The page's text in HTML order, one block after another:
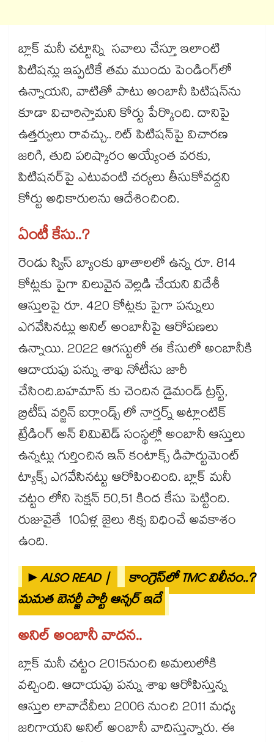
బ్లాక్ మనీ చట్టాన్ని సవాలు చేస్తూ ఇలాంటి
పిటిషన్లు ఇప్పటికే తమ ముందు పెండింగ్‌లో
ఉన్నాయని, వాటితో పాటు అంబానీ పిటిషన్‌ను
కూడా విచారిస్తామని కోర్టు పేర్కొంది. దానిపై
ఉత్తర్వులు రావచ్చు.. రిట్ పిటిషన్‌పై విచారణ
జరిగి, తుది పరిష్కారం అయ్యేంత వరకు,
పిటిషనర్‌పై ఎటువంటి చర్యలు తీసుకోవద్దని
కోర్టు అధికారులను ఆదేశించింది.
ఏంటీ కేసు..?
రెండు స్విస్ బ్యాంకు ఖాతాలలో ఉన్న రూ. 814
కోట్లకు పైగా విలువైన వెల్లడి చేయని విదేశీ
ఆస్తులపై రూ. 420 కోట్లకు పైగా పన్నులు
ఎగవేసినట్లు అనిల్ అంబానీపై ఆరోపణలు
ఉన్నాయి. 2022 ఆగస్టులో ఈ కేసులో అంబానీకి
ఆదాయపు పన్ను శాఖ నోటీసు జారీ
చేసింది.బహమాస్ కు చెందిన డైమండ్ ట్రస్ట్,
బ్రిటీష్ వర్జిన్ ఐర్లాండ్స్ లో నార్తర్న్ అట్లాంటిక్
ట్రేడింగ్ అన్ లిమిటెడ్ సంస్థల్లో అంబానీ ఆస్తులు
ఉన్నట్లు గుర్తించిన ఇన్ కంటాక్స్ డిపార్టుమెంట్
ట్యాక్స్ ఎగవేసినట్టు ఆరోపించింది. బ్లాక్ మనీ
చట్టం లోని సెక్షన్ 50,51 కింద కేసు పెట్టింది.
రుజువైతే 10ఏళ్ల జైలు శిక్స విధించే అవకాశం
ఉంది.
►ALSO READ |
కాంగ్రెస్‎లో TMC విలీనం..?
మమత బెనర్జీ పార్టీ ఆన్సర్ ఇదే
అనిల్ అంబానీ వాదన..
బ్లాక్ మనీ చట్టం 2015నుంచి అమలులోకి
వచ్చింది. ఆదాయపు పన్ను శాఖ ఆరోపిస్తున్న
ఆస్తుల లావాదేవీలు 2006 నుంచి 2011 మధ్య
జరిగాయని అనిల్ అంబానీ వాదిస్తున్నారు. ఈ